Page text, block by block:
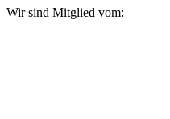
Wir sind Mitglied vom: